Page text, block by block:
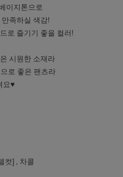
이지톤으로
족하실 색감!
로 즐기기 좋을 컬러!
시원한 소재라
로 좋은 팬츠라
요♥
컷] , 차콜